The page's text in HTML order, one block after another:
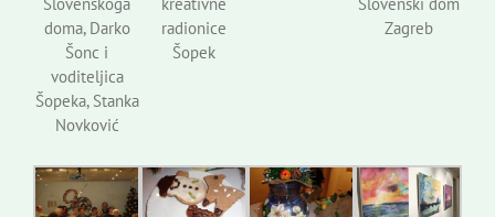
doma, Darko
Šonc i
voditeljica
Šopeka, Stanka
Novković
radionice
Šopek
Zagreb